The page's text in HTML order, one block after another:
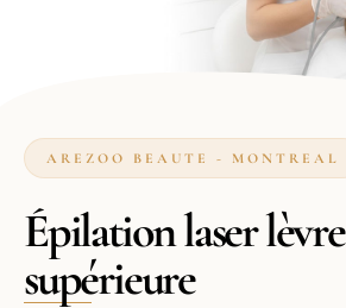
AREZOO BEAUTE - MONTREAL
Épilation laser lèvre
supérieure